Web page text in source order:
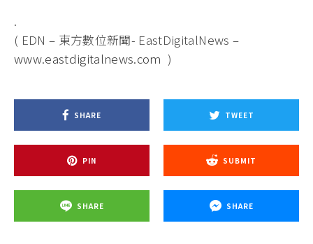
.
( EDN – 東方數位新聞- EastDigitalNews –
www.eastdigitalnews.com )
SHARE TWEET
PIN SUBMIT
SHARE SHARE